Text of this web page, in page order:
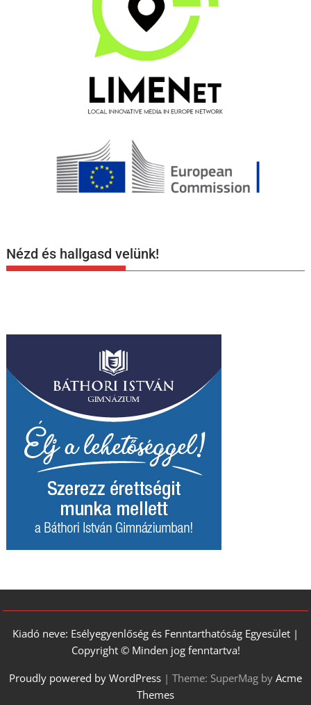
Nézd és hallgasd velünk!
Kiadó neve: Esélyegyenlőség és Fenntarthatóság Egyesület |
Copyright © Minden jog fenntartva!
Proudly powered by WordPress | Theme: SuperMag by Acme
Themes